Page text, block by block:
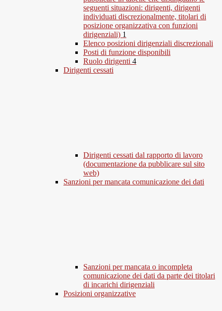
seguenti situazioni: dirigenti, dirigenti
individuati discrezionalmente, titolari di
posizione organizzativa con funzioni
dirigenziali) 1
Elenco posizioni dirigenziali discrezionali
Posti di funzione disponibili
Ruolo dirigenti 4
Dirigenti cessati
Dirigenti cessati dal rapporto di lavoro
(documentazione da pubblicare sul sito
web)
Sanzioni per mancata comunicazione dei dati
Sanzioni per mancata o incompleta
comunicazione dei dati da parte dei titolari
di incarichi dirigenziali
Posizioni organizzative